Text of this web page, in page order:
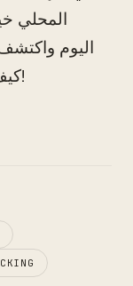
المحلي
كيف يمكن أن يسهل عليك إدارة نفقاتك!